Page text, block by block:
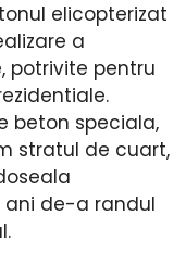
elicopterizat
a
potrivite pentru
beton speciala,
stratul de cuart,
de-a randul